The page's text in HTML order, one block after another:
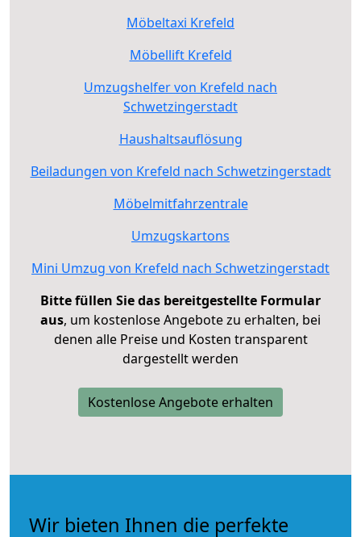
Möbeltaxi Krefeld
Möbellift Krefeld
Umzugshelfer von Krefeld nach
Schwetzingerstadt
Haushaltsauflösung
Beiladungen von Krefeld nach Schwetzingerstadt
Möbelmitfahrzentrale
Umzugskartons
Mini Umzug von Krefeld nach Schwetzingerstadt
Bitte füllen Sie das bereitgestellte Formular
aus, um kostenlose Angebote zu erhalten, bei
denen alle Preise und Kosten transparent
dargestellt werden
Kostenlose Angebote erhalten
Wir bieten Ihnen die perfekte